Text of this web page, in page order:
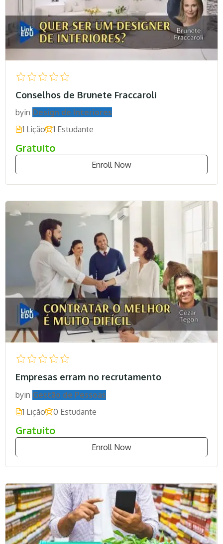
Conselhos de Brunete Fraccaroli
byin Design de Interiores
1 Lição
1 Estudante
Gratuito
Enroll Now
Empresas erram no recrutamento
byin Gestão de Pessoas
1 Lição
0 Estudante
Gratuito
Enroll Now